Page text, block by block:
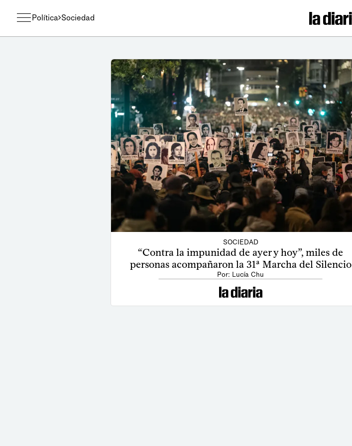
Política Sociedad
SOCIEDAD
“Contra la impunidad de ayer y hoy”, miles de
personas acompañaron la 31ª Marcha del Silencio
Por: Lucía Chu